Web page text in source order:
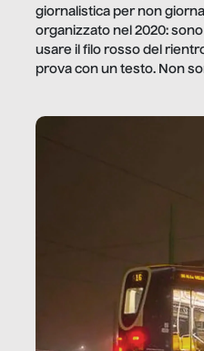
giornalistica per non
organizzato nel 2020:
usare il filo rosso del
prova con un testo. Non